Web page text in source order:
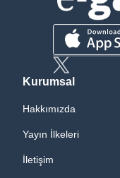
Kurumsal
Hakkımızda
Yayın İlkeleri
İletişim